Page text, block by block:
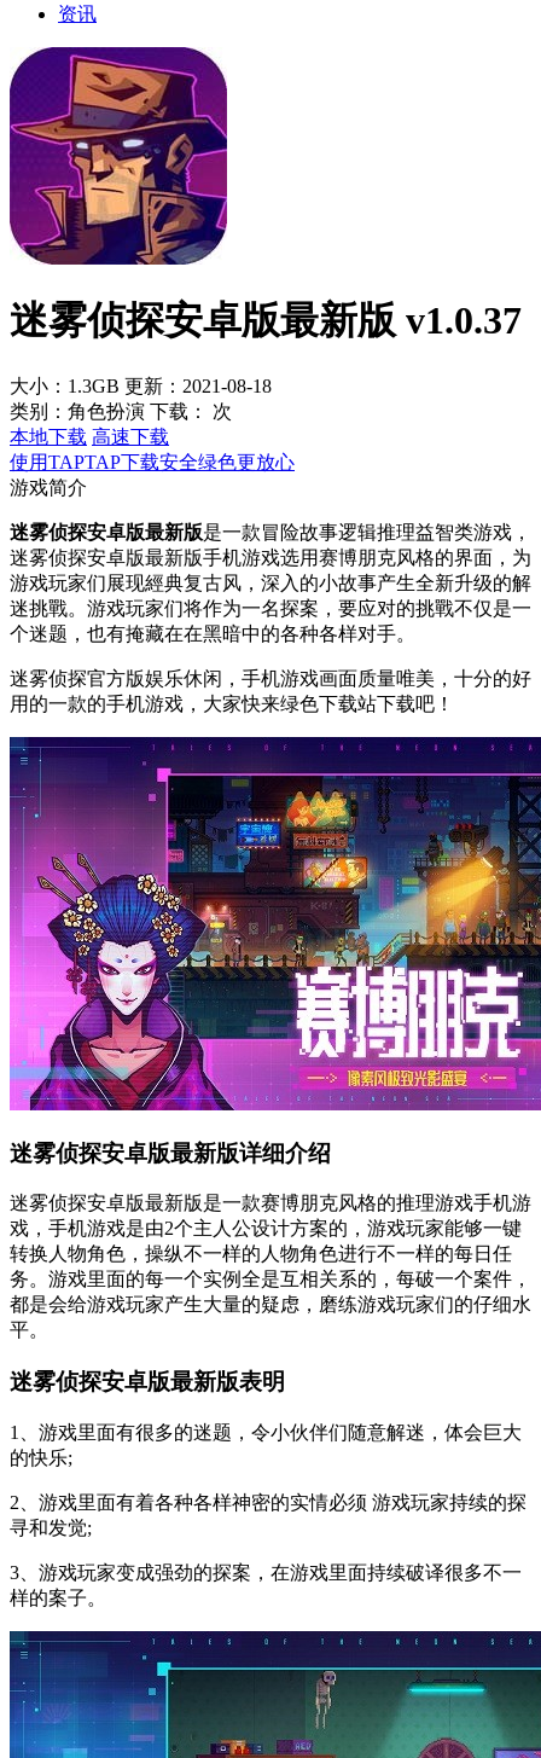
资讯
迷雾侦探安卓版最新版 v1.0.37
大小：1.3GB 更新：2021-08-18
类别：角色扮演 下载：
次
本地下载 高速下载
使用TAPTAP下载安全绿色更放心
游戏简介
迷雾侦探安卓版最新版是一款冒险故事逻辑推理益智类游戏，
迷雾侦探安卓版最新版手机游戏选用赛博朋克风格的界面，为
游戏玩家们展现經典复古风，深入的小故事产生全新升级的解
迷挑戰。游戏玩家们将作为一名探案，要应对的挑戰不仅是一
个迷题，也有掩藏在在黑暗中的各种各样对手。
迷雾侦探官方版娱乐休闲，手机游戏画面质量唯美，十分的好
用的一款的手机游戏，大家快来绿色下载站下载吧！
迷雾侦探安卓版最新版详细介绍
迷雾侦探安卓版最新版是一款赛博朋克风格的推理游戏手机游
戏，手机游戏是由2个主人公设计方案的，游戏玩家能够一键
转换人物角色，操纵不一样的人物角色进行不一样的每日任
务。游戏里面的每一个实例全是互相关系的，每破一个案件，
都是会给游戏玩家产生大量的疑虑，磨练游戏玩家们的仔细水
平。
迷雾侦探安卓版最新版表明
1、游戏里面有很多的迷题，令小伙伴们随意解迷，体会巨大
的快乐;
2、游戏里面有着各种各样神密的实情必须 游戏玩家持续的探
寻和发觉;
3、游戏玩家变成强劲的探案，在游戏里面持续破译很多不一
样的案子。